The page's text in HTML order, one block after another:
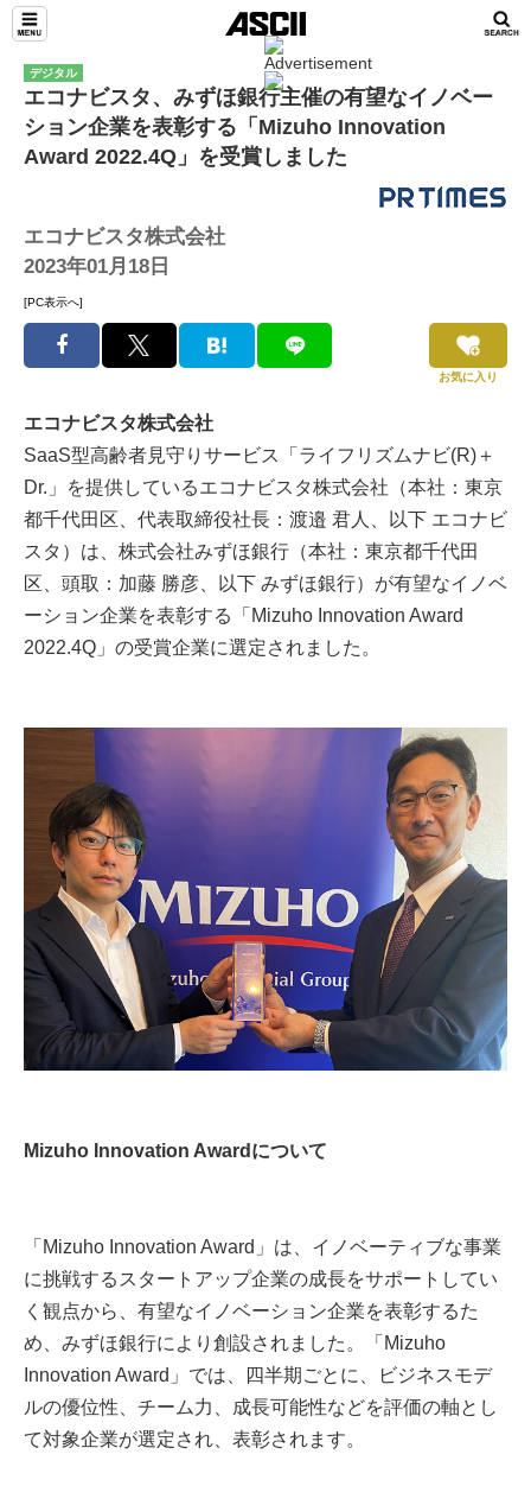
デジタル
エコナビスタ、みずほ銀行主催の有望なイノベー
ション企業を表彰する「Mizuho Innovation
Award 2022.4Q」を受賞しました
エコナビスタ株式会社
2023年01月18日
[PC表示へ]
お気に入り
エコナビスタ株式会社
SaaS型高齢者見守りサービス「ライフリズムナビ(R)＋
Dr.」を提供しているエコナビスタ株式会社（本社：東京
都千代田区、代表取締役社長：渡邉 君人、以下 エコナビ
スタ）は、株式会社みずほ銀行（本社：東京都千代田
区、頭取：加藤 勝彦、以下 みずほ銀行）が有望なイノベ
ーション企業を表彰する「Mizuho Innovation Award
2022.4Q」の受賞企業に選定されました。
Mizuho Innovation Awardについて
「Mizuho Innovation Award」は、イノベーティブな事業
に挑戦するスタートアップ企業の成長をサポートしてい
く観点から、有望なイノベーション企業を表彰するた
め、みずほ銀行により創設されました。「Mizuho
Innovation Award」では、四半期ごとに、ビジネスモデ
ルの優位性、チーム力、成長可能性などを評価の軸とし
て対象企業が選定され、表彰されます。